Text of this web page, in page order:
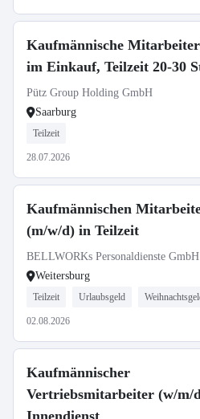
Kaufmännische
im Einkauf, Teilzeit 20-30
Pütz Group Holding GmbH
Saarburg
Teilzeit
28.07.2026
Kaufmännischen
(m/w/d) in Teilzeit
BELLWORKs Personaldienste GmbH
Weitersburg
Teilzeit Urlaubsgeld
02.08.2026
Kaufmännischer
Vertriebsmitarbeiter (w/m/
Innendienst